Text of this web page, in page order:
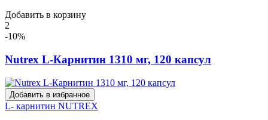
Добавить в корзину
2
-10%
Nutrex L-Карнитин 1310 мг, 120 капсул
Добавить в избранное
L- карнитин NUTREX